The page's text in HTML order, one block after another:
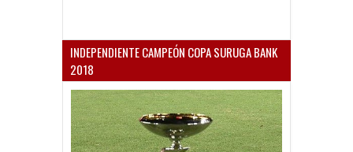
INDEPENDIENTE CAMPEÓN COPA SURUGA BANK
2018